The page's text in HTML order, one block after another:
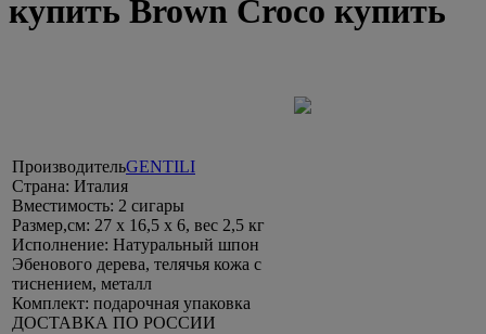
купить Brown Croco купить
ПроизводительGENTILI
Страна: Италия
Вместимость: 2 сигары
Размер,см: 27 х 16,5 х 6, вес 2,5 кг
Исполнение: Натуральный шпон
Эбенового дерева, телячья кожа с
тиснением, металл
Комплект: подарочная упаковка
ДОСТАВКА ПО РОССИИ